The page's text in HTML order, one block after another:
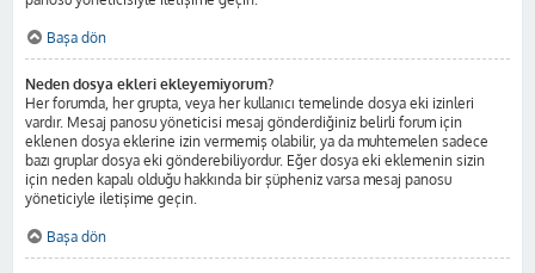
Başa dön
Neden dosya ekleri ekleyemiyorum?
Her forumda, her grupta, veya her kullanıcı temelinde dosya eki izinleri
vardır. Mesaj panosu yöneticisi mesaj gönderdiğiniz belirli forum için
eklenen dosya eklerine izin vermemiş olabilir, ya da muhtemelen sadece
bazı gruplar dosya eki gönderebiliyordur. Eğer dosya eki eklemenin sizin
için neden kapalı olduğu hakkında bir şüpheniz varsa mesaj panosu
yöneticiyle iletişime geçin.
Başa dön